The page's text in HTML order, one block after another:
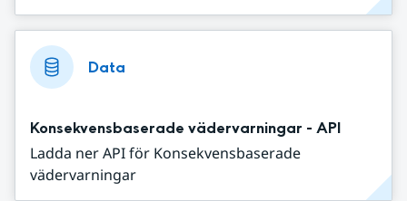
Data
Konsekvensbaserade vädervarningar - API
Ladda ner API för Konsekvensbaserade
vädervarningar